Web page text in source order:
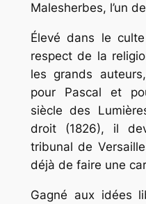
Malesherbes, l’un
Élevé dans le
respect de la
les grands
pour Pascal et
siècle des
droit (1826), il
tribunal de
déjà de faire une
Gagné aux idées